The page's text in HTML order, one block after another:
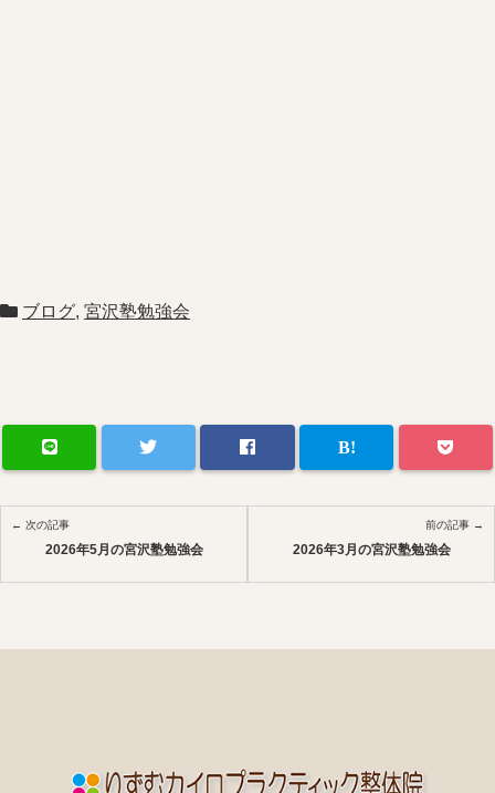
ブログ, 宮沢塾勉強会
← 次の記事
2026年5月の宮沢塾勉強会
前の記事 →
2026年3月の宮沢塾勉強会